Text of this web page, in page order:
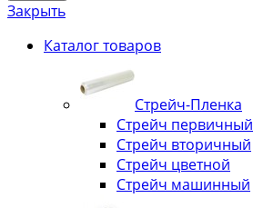
Закрыть
Каталог товаров
Стрейч-Пленка
Стрейч первичный
Стрейч вторичный
Стрейч цветной
Стрейч машинный